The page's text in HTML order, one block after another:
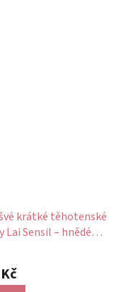
krátké těhotenské
Lai Sensil – hnědé